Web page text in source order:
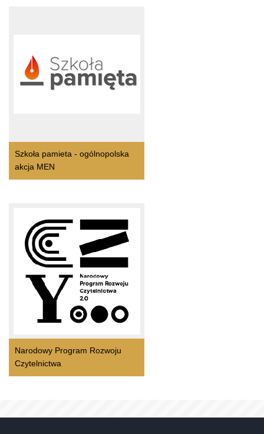
Szkoła pamieta - ogólnopolska
akcja MEN
Narodowy Program Rozwoju
Czytelnictwa